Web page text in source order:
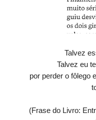
Talvez
Talvez eu
por perder o fôlego
(Frase do Livro: